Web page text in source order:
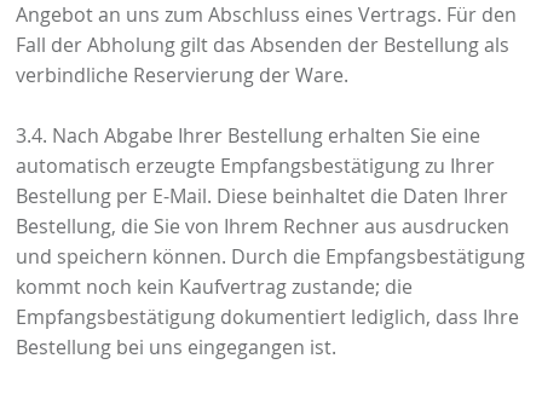
Angebot an uns zum Abschluss eines Vertrags. Für den
Fall der Abholung gilt das Absenden der Bestellung als
verbindliche Reservierung der Ware.
3.4. Nach Abgabe Ihrer Bestellung erhalten Sie eine
automatisch erzeugte Empfangsbestätigung zu Ihrer
Bestellung per E-Mail. Diese beinhaltet die Daten Ihrer
Bestellung, die Sie von Ihrem Rechner aus ausdrucken
und speichern können. Durch die Empfangsbestätigung
kommt noch kein Kaufvertrag zustande; die
Empfangsbestätigung dokumentiert lediglich, dass Ihre
Bestellung bei uns eingegangen ist.